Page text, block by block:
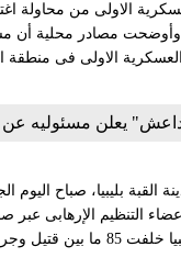
الاولى من
مصادر محلية أن
الاولى فى منطقة
يعلن مسئوليه عن
بليبيا، صباح
التنظيم الإرهابى عبر
أنه تم تفجير 3...